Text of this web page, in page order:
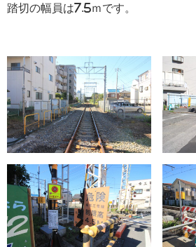
踏切の幅員は7.5ｍです。